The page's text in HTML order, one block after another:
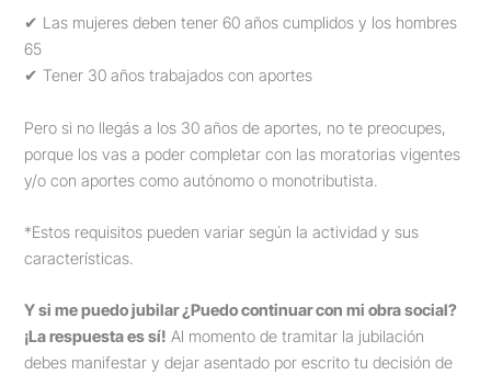
✔ Las mujeres deben tener 60 años cumplidos y los hombres
65
✔ Tener 30 años trabajados con aportes
Pero si no llegás a los 30 años de aportes, no te preocupes,
porque los vas a poder completar con las moratorias vigentes
y/o con aportes como autónomo o monotributista.
*Estos requisitos pueden variar según la actividad y sus
características.
Y si me puedo jubilar ¿Puedo continuar con mi obra social?
¡La respuesta es sí! Al momento de tramitar la jubilación
debes manifestar y dejar asentado por escrito tu decisión de